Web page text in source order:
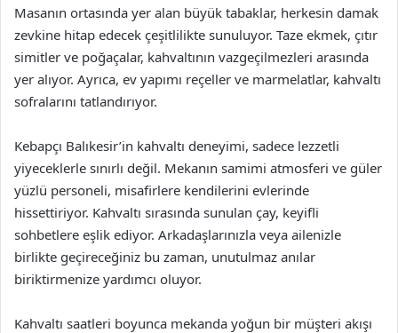
Masanın ortasında yer alan büyük tabaklar, herkesin damak
zevkine hitap edecek çeşitlilikte sunuluyor. Taze ekmek, çıtır
simitler ve poğaçalar, kahvaltının vazgeçilmezleri arasında
yer alıyor. Ayrıca, ev yapımı reçeller ve marmelatlar, kahvaltı
sofralarını tatlandırıyor.
Kebapçı Balıkesir’in kahvaltı deneyimi, sadece lezzetli
yiyeceklerle sınırlı değil. Mekanın samimi atmosferi ve güler
yüzlü personeli, misafirlere kendilerini evlerinde
hissettiriyor. Kahvaltı sırasında sunulan çay, keyifli
sohbetlere eşlik ediyor. Arkadaşlarınızla veya ailenizle
birlikte geçireceğiniz bu zaman, unutulmaz anılar
biriktirmenize yardımcı oluyor.
Kahvaltı saatleri boyunca mekanda yoğun bir müşteri akışı